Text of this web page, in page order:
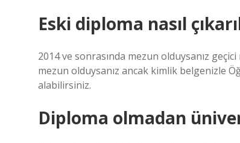
Eski diploma nasıl
2014 ve sonrasında mezun olduysanız
mezun olduysanız ancak kimlik belgenizle
alabilirsiniz.
Diploma olmadan